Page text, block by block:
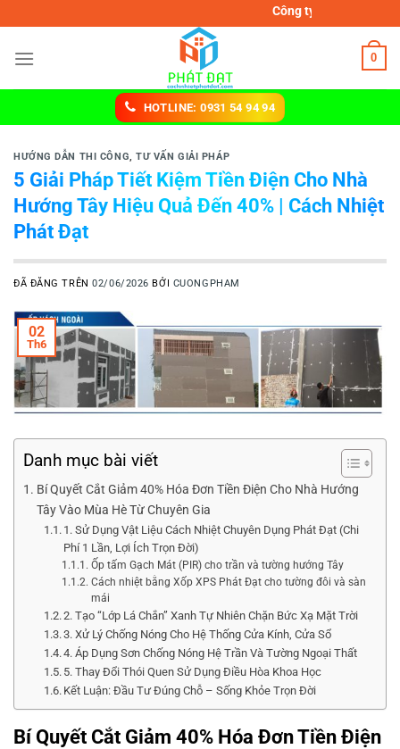
đến
nội
Công ty TNHH MTV cách nhiệt
0
HOTLINE: 0931 54 94 94
HƯỚNG DẪN THI CÔNG,TƯ VẤN GIẢI PHÁP
5 Giải Pháp Tiết Kiệm Tiền Điện Cho Nhà
Hướng Tây Hiệu Quả Đến 40% | Cách Nhiệt
Phát Đạt
ĐÃ ĐĂNG TRÊN02/06/2026 BỞI CUONGPHAM
02
Th6
Danh mục bài viết
Bí Quyết Cắt Giảm 40% Hóa Đơn Tiền Điện Cho Nhà Hướng
Tây Vào Mùa Hè Từ Chuyên Gia
1. Sử Dụng Vật Liệu Cách Nhiệt Chuyên Dụng Phát Đạt (Chi
Phí 1 Lần, Lợi Ích Trọn Đời)
Ốp tấm Gạch Mát (PIR) cho trần và tường hướng Tây
Cách nhiệt bằng Xốp XPS Phát Đạt cho tường đôi và sàn
mái
2. Tạo “Lớp Lá Chắn” Xanh Tự Nhiên Chặn Bức Xạ Mặt Trời
3. Xử Lý Chống Nóng Cho Hệ Thống Cửa Kính, Cửa Sổ
4. Áp Dụng Sơn Chống Nóng Hệ Trần Và Tường Ngoại Thất
5. Thay Đổi Thói Quen Sử Dụng Điều Hòa Khoa Học
Kết Luận: Đầu Tư Đúng Chỗ – Sống Khỏe Trọn Đời
Bí Quyết Cắt Giảm 40% Hóa Đơn Tiền Điện